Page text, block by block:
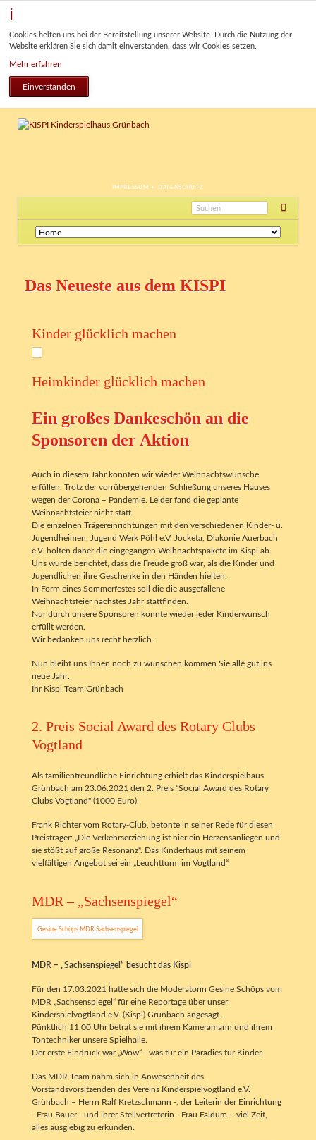
Cookies helfen uns bei der Bereitstellung unserer Website. Durch die Nutzung der
Website erklären Sie sich damit einverstanden, dass wir Cookies setzen.
Mehr erfahren
Einverstanden
NAVIGATION
IMPRESSUM DATENSCHUTZ
Navigation
überspringen
Das Neueste aus dem KISPI
Kinder glücklich machen
Heimkinder glücklich machen
Ein großes Dankeschön an die
Sponsoren der Aktion
Auch in diesem Jahr konnten wir wieder Weihnachtswünsche
erfüllen. Trotz der vorrübergehenden Schließung unseres Hauses
wegen der Corona – Pandemie. Leider fand die geplante
Weihnachtsfeier nicht statt.
Die einzelnen Trägereinrichtungen mit den verschiedenen Kinder- u.
Jugendheimen, Jugend Werk Pöhl e.V. Jocketa, Diakonie Auerbach
e.V. holten daher die eingegangen Weihnachtspakete im Kispi ab.
Uns wurde berichtet, dass die Freude groß war, als die Kinder und
Jugendlichen ihre Geschenke in den Händen hielten.
In Form eines Sommerfestes soll die die ausgefallene
Weihnachtsfeier nächstes Jahr stattfinden.
Nur durch unsere Sponsoren konnte wieder jeder Kinderwunsch
erfüllt werden.
Wir bedanken uns recht herzlich.
Nun bleibt uns Ihnen noch zu wünschen kommen Sie alle gut ins
neue Jahr.
Ihr Kispi-Team Grünbach
2. Preis Social Award des Rotary Clubs
Vogtland
Als familienfreundliche Einrichtung erhielt das Kinderspielhaus
Grünbach am 23.06.2021 den 2. Preis "Social Award des Rotary
Clubs Vogtland" (1000 Euro).
Frank Richter vom Rotary-Club, betonte in seiner Rede für diesen
Preisträger: „Die Verkehrserziehung ist hier ein Herzensanliegen und
sie stößt auf große Resonanz“. Das Kinderhaus mit seinem
vielfältigen Angebot sei ein „Leuchtturm im Vogtland“.
MDR – „Sachsenspiegel“
Gesine Schöps MDR Sachsenspiegel
MDR – „Sachsenspiegel“ besucht das Kispi
Für den 17.03.2021 hatte sich die Moderatorin Gesine Schöps vom
MDR „Sachsenspiegel“ für eine Reportage über unser
Kinderspielvogtland e.V. (Kispi) Grünbach angesagt.
Pünktlich 11.00 Uhr betrat sie mit ihrem Kameramann und ihrem
Tontechniker unsere Spielhalle.
Der erste Eindruck war „Wow“ - was für ein Paradies für Kinder.
Das MDR-Team nahm sich in Anwesenheit des
Vorstandsvorsitzenden des Vereins Kinderspielvogtland e.V.
Grünbach – Herrn Ralf Kretzschmann -, der Leiterin der Einrichtung
- Frau Bauer - und ihrer Stellvertreterin - Frau Faldum – viel Zeit,
alles ausgiebig zu erkunden.